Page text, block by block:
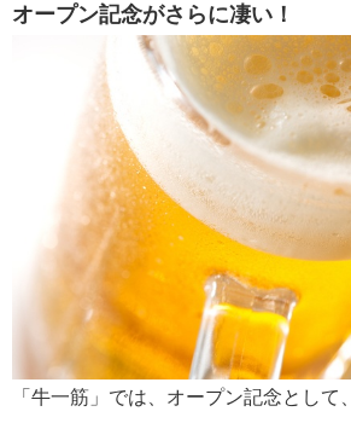
オープン記念がさらに凄い！
「牛一筋」では、オープン記念として、